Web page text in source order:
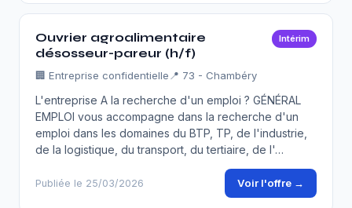
Ouvrier agroalimentaire
désosseur-pareur (h/f)
Intérim
🏢 Entreprise confidentielle 📍 73 - Chambéry
L'entreprise A la recherche d'un emploi ? GÉNÉRAL
EMPLOI vous accompagne dans la recherche d'un
emploi dans les domaines du BTP, TP, de l'industrie,
de la logistique, du transport, du tertiaire, de l'…
Publiée le 25/03/2026 Voir l'offre →